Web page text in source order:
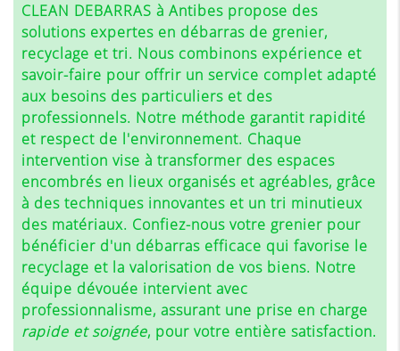
CLEAN DEBARRAS à Antibes propose des
solutions expertes en débarras de grenier,
recyclage et tri. Nous combinons expérience et
savoir-faire pour offrir un service complet adapté
aux besoins des particuliers et des
professionnels. Notre méthode garantit rapidité
et respect de l'environnement. Chaque
intervention vise à transformer des espaces
encombrés en lieux organisés et agréables, grâce
à des techniques innovantes et un tri minutieux
des matériaux. Confiez-nous votre grenier pour
bénéficier d'un débarras efficace qui favorise le
recyclage et la valorisation de vos biens. Notre
équipe dévouée intervient avec
professionnalisme, assurant une prise en charge
rapide et soignée, pour votre entière satisfaction.